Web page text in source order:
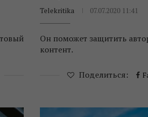
Telekritika 07.07.2020 11:41
Он поможет защитить
контент.
Поделиться: